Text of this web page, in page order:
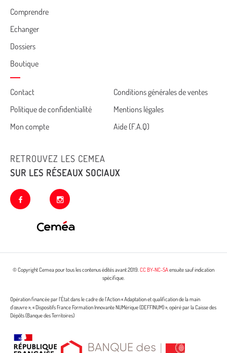
Comprendre
Echanger
Dossiers
Boutique
Cemea
footer
Contact
Conditions générales de ventes
Politique de confidentialité
Mentions légales
Mon compte
Aide (F.A.Q)
RETROUVEZ LES CEMEA
SUR LES RÉSEAUX SOCIAUX
facebook instagram
© Copyright Cemea pour tous les contenus édités avant 2019.CC BY-NC-SAensuite sauf indication
spécifique.
Opération financée par l’État dans le cadre de l’Action « Adaptation et qualification de la main
d’œuvre », « Dispositifs France Formation Innovante NUMérique (DEFFINUM) », opéré par la Caisse des
Dépôts (Banque des Territoires)